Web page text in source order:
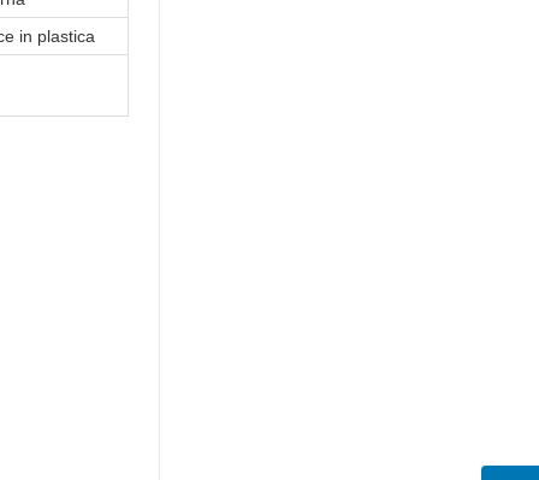
in plastica